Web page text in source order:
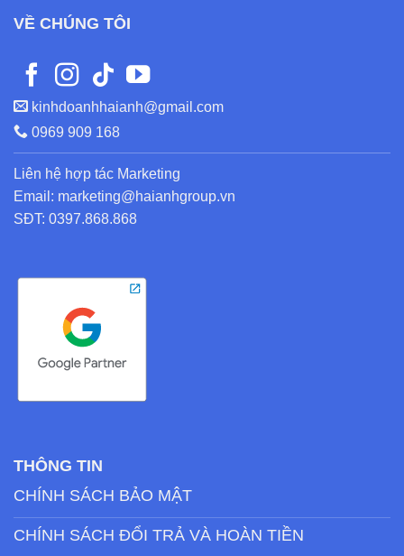
VỀ CHÚNG TÔI
kinhdoanhhaianh@gmail.com
0969 909 168
Liên hệ hợp tác Marketing
Email: marketing@haianhgroup.vn
SĐT: 0397.868.868
THÔNG TIN
CHÍNH SÁCH BẢO MẬT
CHÍNH SÁCH ĐỔI TRẢ VÀ HOÀN TIỀN